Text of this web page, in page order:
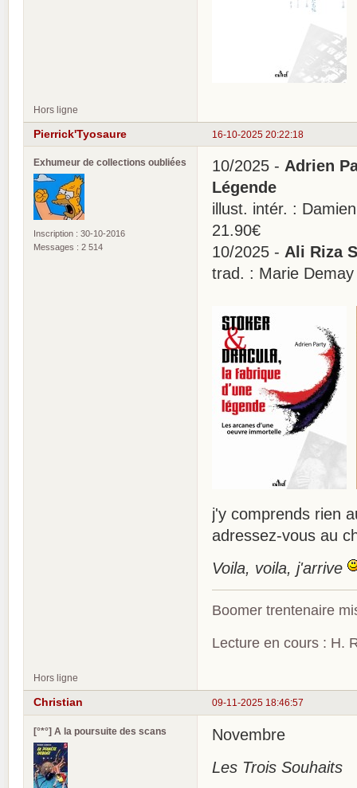
Hors ligne
16-10-2025 20:22:18
Pierrick'Tyosaure
Exhumeur de collections oubliées
Inscription : 30-10-2016
Messages : 2 514
10/2025 - Adrien
Légende
illust. intér. :
21.90€
10/2025 - Ali Riza
trad. : Marie
j'y comprends rien
adressez-vous au
Voila, voila, j'arrive
Boomer trentenaire
Lecture en cours : H.
Hors ligne
09-11-2025 18:46:57
Christian
[°*°] A la poursuite des scans
Novembre
Les Trois Souhaits